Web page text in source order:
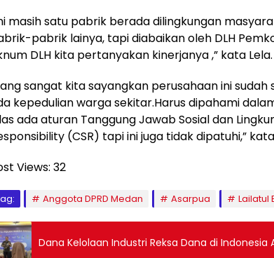
masih satu pabrik berada dilingkungan
pabrik lainya, tapi diabaikan oleh DLH
DLH kita pertanyakan kinerjanya ,” kata Lela.
sangat kita sayangkan perusahaan ini
kepedulian warga sekitar.Harus dipahami
ada aturan Tanggung Jawab Sosial dan
(CSR) tapi ini juga tidak dipatuhi,”
Views: 32
Anggota DPRD Medan Asarpua Lailatul
Dana Kelolaan Industri Reksa Dana di Indonesia